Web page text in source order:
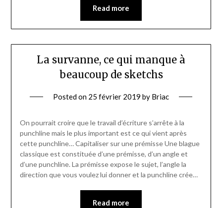
Read more
La survanne, ce qui manque à
beaucoup de sketchs
Posted on 25 février 2019 by Briac
On pourrait croire que le travail d’écriture s’arrête à la
punchline mais le plus important est ce qui vient après
cette punchline… Capitaliser sur une prémisse Une blague
classique est constituée d’une prémisse, d’un angle et
d’une punchline. La prémisse expose le sujet, l’angle la
direction que vous voulez lui donner et la punchline crée…
Read more